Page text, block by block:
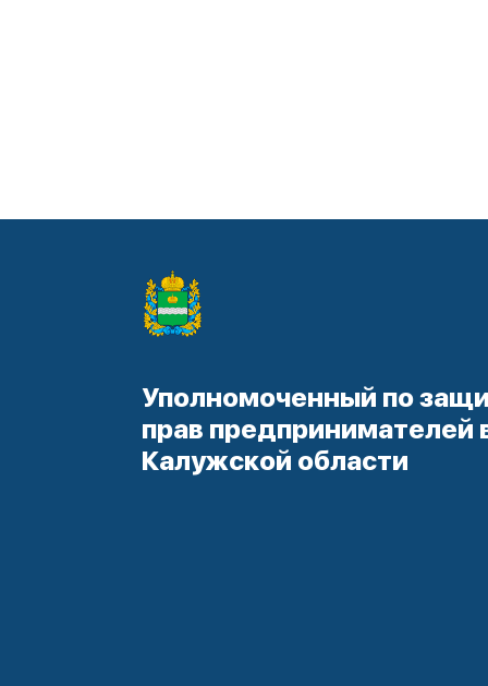
Уполномоченный по
прав предпринимателей
Калужской области